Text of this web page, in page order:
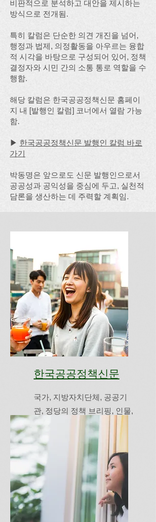
비판적으로 분석하고 대안을 제시하는
방식으로 전개됨.
특히 칼럼은 단순한 의견 개진을 넘어,
행정과 법제, 의정활동을 아우르는 융합
적 시각을 바탕으로 구성되어 있어, 정책
결정자와 시민 간의 소통 통로 역할을 수
행함.
해당 칼럼은 한국공공정책신문 홈페이
지 내 [발행인 칼럼] 코너에서 열람 가능
함.
▶ 한국공공정책신문 발행인 칼럼 바로
가기
박동명은 앞으로도 신문 발행인으로서
공공성과 공익성을 중심에 두고, 실천적
담론을 생산하는 데 주력할 계획임.
한국공공정책신문
국가, 지방자치단체, 공공기
관, 정당의 정책 브리핑, 인물,
보도자료, 국제 정책